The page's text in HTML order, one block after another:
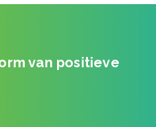
van positieve